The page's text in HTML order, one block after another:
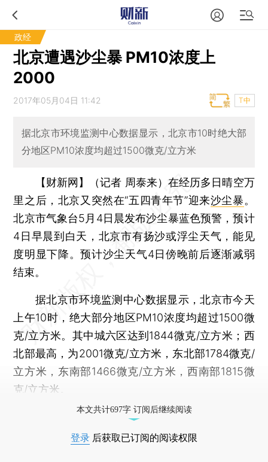
政经
北京遭遇沙尘暴 PM10浓度上
2000
2017年05月04日 11:42 T中
据北京市环境监测中心数据显示，北京市10时绝大部
分地区PM10浓度均超过1500微克/立方米
【财新网】（记者 周泰来） 在经历多日晴空万
里之后，北京又突然在“五四青年节”迎来沙尘暴。
北京市气象台5月4日晨发布沙尘暴蓝色预警，预计
4日早晨到白天，北京市有扬沙或浮尘天气，能见
度明显下降。预计沙尘天气4日傍晚前后逐渐减弱
结束。
据北京市环境监测中心数据显示，北京市今天
上午10时，绝大部分地区PM10浓度均超过1500微
克/立方米。其中城六区达到1844微克/立方米；西
北部最高，为2001微克/立方米，东北部1784微克/
立方米，东南部1466微克/立方米，西南部1815微
克/立方米。
本文共计697字 订阅后继续阅读
登录 后获取已订阅的阅读权限